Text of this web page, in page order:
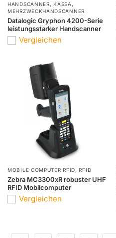
HANDSCANNER,KASSA ,
MEHRZWECKHANDSCANNER
Datalogic Gryphon 4200-Serie
leistungsstarker Handscanner
Vergleichen
MOBILE COMPUTER RFID,RFID
Zebra MC3300xR robuster UHF
RFID Mobilcomputer
Vergleichen